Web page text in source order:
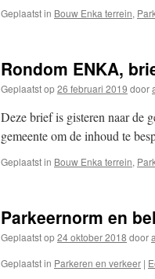
Geplaatst in Bouw Enka terrein,
Rondom ENKA,
Geplaatst op26 februari 2019 door
Deze brief is gisteren naar de
gemeente om de inhoud te
Geplaatst in Bouw Enka terrein,
Parkeernorm en
Geplaatst op24 oktober 2018 door
Geplaatst in Parkeren en verkeer |